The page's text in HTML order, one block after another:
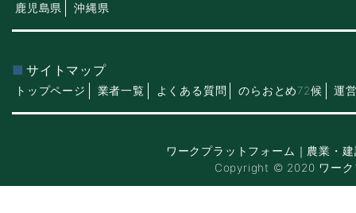
鹿児島県
沖縄県
サイトマップ
トップページ 業者一覧 よくある質問 のらおとめ72候 運
ワークプラットフォーム｜農業・
Copyright © 2020 ワーク